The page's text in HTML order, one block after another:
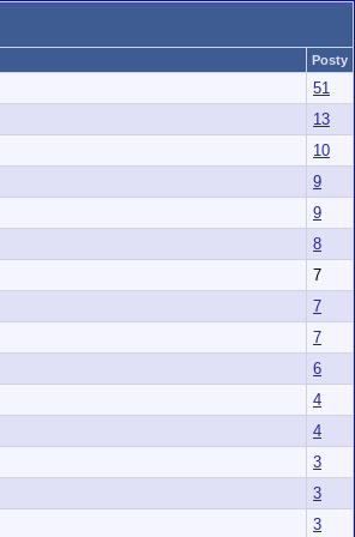
Posty
51
13
10
9
9
8
7
7
7
6
4
4
3
3
3